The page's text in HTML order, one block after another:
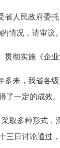
省人民政府委
情况，请审议。
贯彻实施《企
多来，我省各
了一定的成效。
采取多种形式，
三日讨论通过